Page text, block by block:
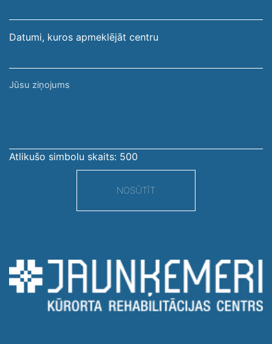
Datumi, kuros apmeklējāt centru
Jūsu
Atlikušo simbolu skaits: 500
NOSŪTĪT